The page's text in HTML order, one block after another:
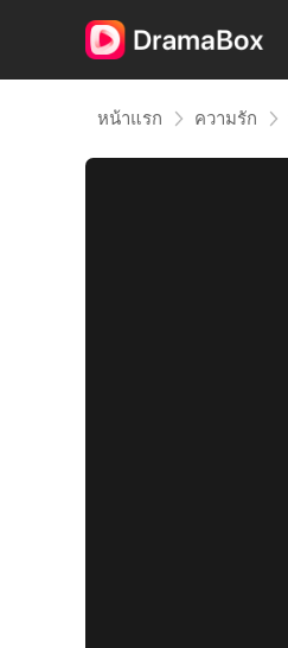
หน้าแรก ความรัก